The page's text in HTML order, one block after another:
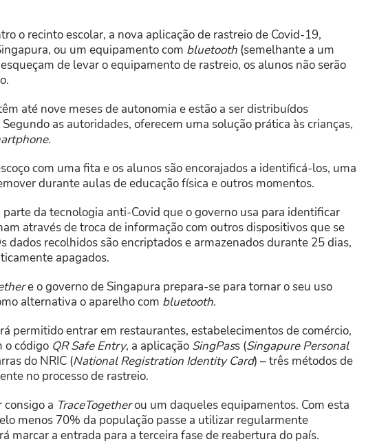
o recinto escolar, a nova aplicação de rastreio de Covid-19,
ou um equipamento com bluetooth (semelhante a um
de levar o equipamento de rastreio, os alunos não serão
até nove meses de autonomia e estão a ser distribuídos
as autoridades, oferecem uma solução prática às crianças,
.
com uma fita e os alunos são encorajados a identificá-los, uma
durante aulas de educação física e outros momentos.
da tecnologia anti-Covid que o governo usa para identificar
através de troca de informação com outros dispositivos que se
dados recolhidos são encriptados e armazenados durante 25 dias,
apagados.
e o governo de Singapura prepara-se para tornar o seu uso
alternativa o aparelho com bluetooth.
permitido entrar em restaurantes, estabelecimentos de comércio,
o código QR Safe Entry, a aplicação SingPass (Singapure Personal
do NRIC (National Registration Identity Card) – três métodos de
no processo de rastreio.
consigo a TraceTogetherou um daqueles equipamentos. Com esta
menos 70% da população passe a utilizar regularmente
marcar a entrada para a terceira fase de reabertura do país.